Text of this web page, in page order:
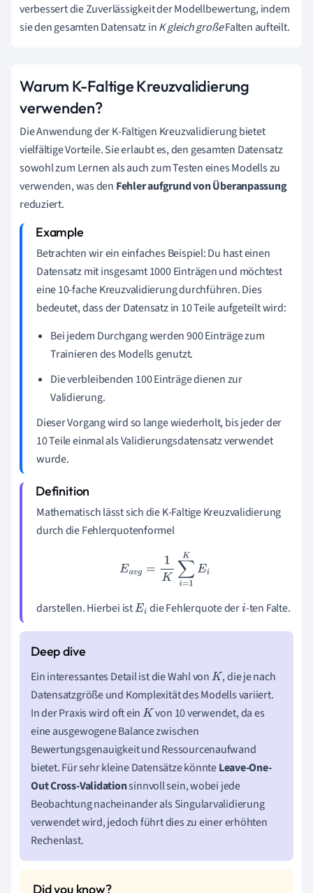
verbessert die Zuverlässigkeit der Modellbewertung, indem
sie den gesamten Datensatz inK gleich großeFalten aufteilt.
Warum K-Faltige Kreuzvalidierung
verwenden?
Die Anwendung der K-Faltigen Kreuzvalidierung bietet
vielfältige Vorteile. Sie erlaubt es, den gesamten Datensatz
sowohl zum Lernen als auch zum Testen eines Modells zu
verwenden, was den Fehler aufgrund von Überanpassung
reduziert.
Betrachten wir ein einfaches Beispiel: Du hast einen
Datensatz mit insgesamt 1000 Einträgen und möchtest
eine 10-fache Kreuzvalidierung durchführen. Dies
bedeutet, dass der Datensatz in 10 Teile aufgeteilt wird:
Bei jedem Durchgang werden 900 Einträge zum
Trainieren des Modells genutzt.
Die verbleibenden 100 Einträge dienen zur
Validierung.
Dieser Vorgang wird so lange wiederholt, bis jeder der
10 Teile einmal als Validierungsdatensatz verwendet
wurde.
Mathematisch lässt sich die K-Faltige Kreuzvalidierung
durch die Fehlerquotenformel
K∑ =1KE i
darstellen. Hierbei istEi die Fehlerquote deri-ten Falte.
Ein interessantes Detail ist die Wahl vonK , die je nach
Datensatzgröße und Komplexität des Modells variiert.
In der Praxis wird oft einK von 10 verwendet, da es
eine ausgewogene Balance zwischen
Bewertungsgenauigkeit und Ressourcenaufwand
bietet. Für sehr kleine Datensätze könnteLeave-One-
Out Cross-Validationsinnvoll sein, wobei jede
Beobachtung nacheinander als Singularvalidierung
verwendet wird, jedoch führt dies zu einer erhöhten
Rechenlast.